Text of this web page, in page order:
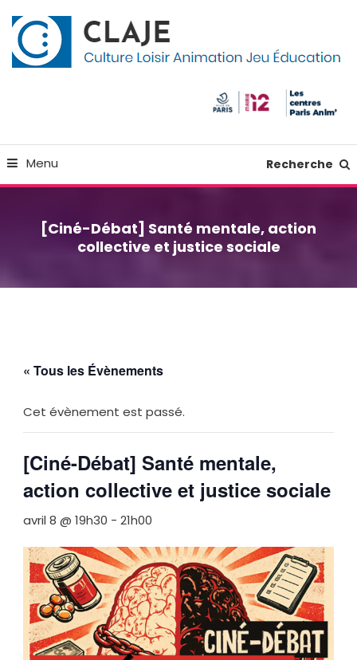
To
Content
Menu Recherche
[Ciné-Débat] Santé mentale, action
collective et justice sociale
« Tous les Évènements
Cet évènement est passé.
[Ciné-Débat] Santé mentale,
action collective et justice sociale
avril 8 @ 19h30 - 21h00